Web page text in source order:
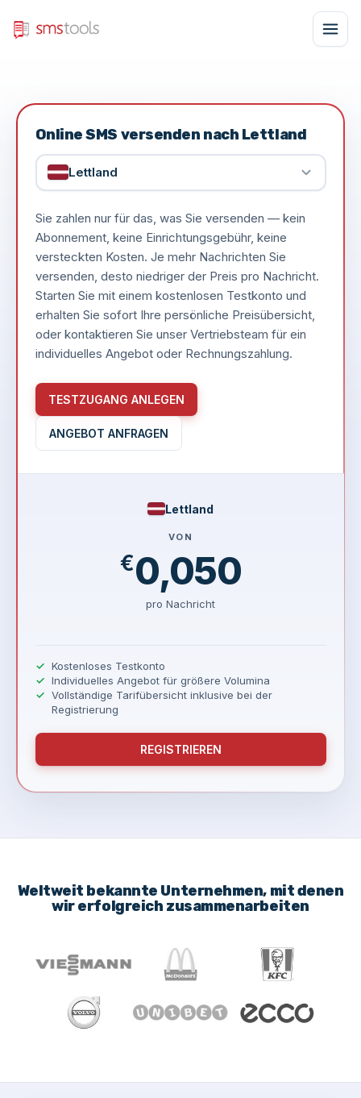
Weltweit bekannte Unternehmen, mit denen
wir erfolgreich zusammenarbeiten
Online SMS versenden nach Lettland
Lettland
Sie zahlen nur für das, was Sie versenden — kein
Abonnement, keine Einrichtungsgebühr, keine
versteckten Kosten. Je mehr Nachrichten Sie
versenden, desto niedriger der Preis pro Nachricht.
Starten Sie mit einem kostenlosen Testkonto und
erhalten Sie sofort Ihre persönliche Preisübersicht,
oder kontaktieren Sie unser Vertriebsteam für ein
individuelles Angebot oder Rechnungszahlung.
TESTZUGANG ANLEGEN
ANGEBOT ANFRAGEN
Lettland
VON
€0,050
pro Nachricht
Kostenloses Testkonto
Individuelles Angebot für größere Volumina
Vollständige Tarifübersicht inklusive bei der
Registrierung
REGISTRIEREN